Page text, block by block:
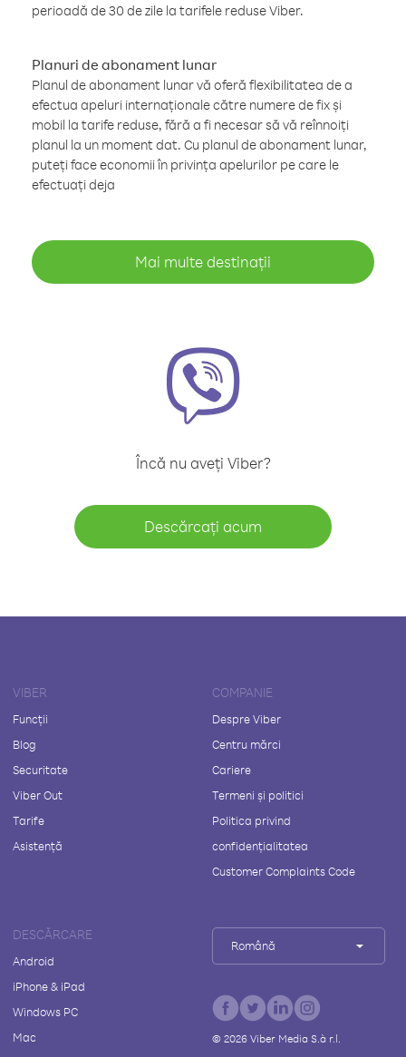
perioadă de 30 de zile la tarifele reduse Viber.
Planuri de abonament lunar
Planul de abonament lunar vă oferă flexibilitatea de a
efectua apeluri internaționale către numere de fix și
mobil la tarife reduse, fără a fi necesar să vă reînnoiți
planul la un moment dat. Cu planul de abonament lunar,
puteți face economii în privința apelurilor pe care le
efectuați deja
Mai multe destinații
Încă nu aveți Viber?
Descărcați acum
VIBER
Funcții
Blog
Securitate
Viber Out
Tarife
Asistență
COMPANIE
Despre Viber
Centru mărci
Cariere
Termeni și politici
Politica privind
confidențialitatea
Customer Complaints Code
DESCĂRCARE
Android
iPhone & iPad
Windows PC
Mac
Română
© 2026Viber Media S.à r.l.